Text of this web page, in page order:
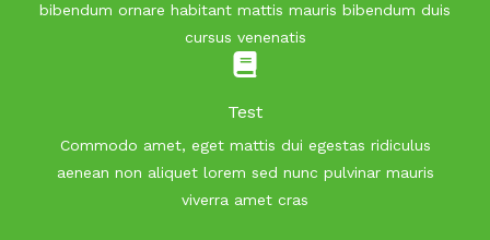
bibendum ornare habitant mattis mauris bibendum duis
cursus venenatis
Test
Commodo amet, eget mattis dui egestas ridiculus
aenean non aliquet lorem sed nunc pulvinar mauris
viverra amet cras